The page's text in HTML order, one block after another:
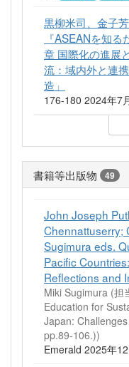
黒柳米司、金子
『ASEANを知
章 国際化の進展
流：域内外と連
造」
176-180 2024年7
書籍等出版物 49
John Joseph
Chennattuserry;
Sugimura eds.
Pacific
Reflections and
Miki Sugimura (担
Education for
Japan:
pp.89-106.))
Emerald 2025年